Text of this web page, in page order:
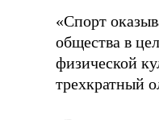
«Спорт
общества в
физической
трехкратный